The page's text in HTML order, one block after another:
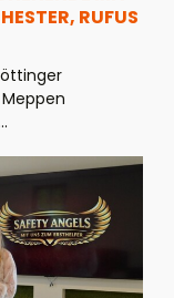
RUFUS